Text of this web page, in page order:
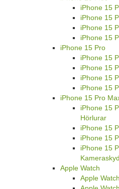
iPhone 15
iPhone 15
iPhone 15
iPhone 15
iPhone 15 Pro
iPhone 15
iPhone 15
iPhone 15
iPhone 15
iPhone 15 Pro
iPhone 15
Hörlurar
iPhone 15
iPhone 15
iPhone 15
Apple Watch
Apple